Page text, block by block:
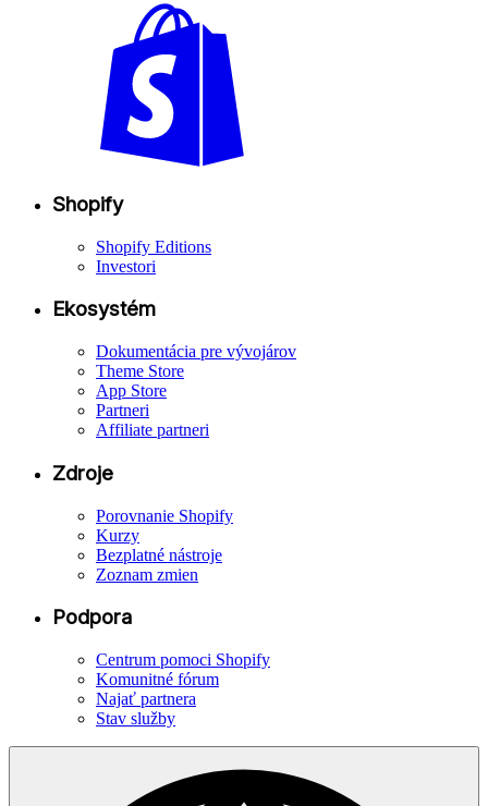
Shopify
Shopify Editions
Investori
Ekosystém
Dokumentácia pre vývojárov
Theme Store
App Store
Partneri
Affiliate partneri
Zdroje
Porovnanie Shopify
Kurzy
Bezplatné nástroje
Zoznam zmien
Podpora
Centrum pomoci Shopify
Komunitné fórum
Najať partnera
Stav služby